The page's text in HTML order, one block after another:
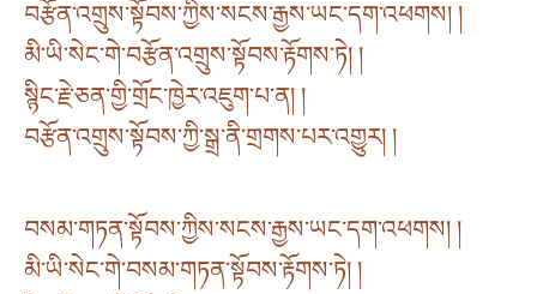
བརྩོན་འགྲུས་སྟོབས་ཀྱིས་སངས་རྒྱས་ཡང་དག་འཕགས། །
མི་ཡི་སེང་གེ་བརྩོན་འགྲུས་སྟོབས་རྟོགས་ཏེ། །
སྙིང་རྗེ་ཅན་གྱི་གྲོང་ཁྱེར་འཇུག་པ་ན། །
བརྩོན་འགྲུས་སྟོབས་ཀྱི་སྒྲ་ནི་གྲགས་པར་འགྱུར། །
བསམ་གཏན་སྟོབས་ཀྱིས་སངས་རྒྱས་ཡང་དག་འཕགས། །
མི་ཡི་སེང་གེ་བསམ་གཏན་སྟོབས་རྟོགས་ཏེ། །